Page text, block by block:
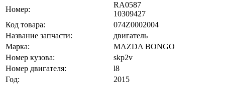
Номер:
RA0587
10309427
Код товара:
074Z0002004
Название запчасти:
двигатель
Марка:
MAZDA BONGO
Номер кузова:
skp2v
Номер двигателя:
l8
Год:
2015